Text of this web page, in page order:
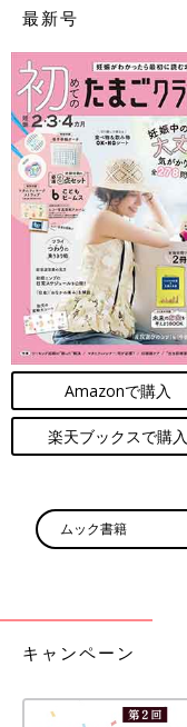
最新号
Amazonで購入
楽天ブックスで購入
ムック書籍
キャンペーン